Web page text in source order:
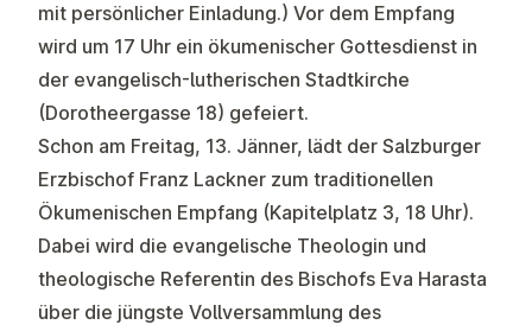
mit persönlicher Einladung.) Vor dem Empfang
wird um 17 Uhr ein ökumenischer Gottesdienst in
der evangelisch-lutherischen Stadtkirche
(Dorotheergasse 18) gefeiert.
Schon am Freitag, 13. Jänner, lädt der Salzburger
Erzbischof Franz Lackner zum traditionellen
Ökumenischen Empfang (Kapitelplatz 3, 18 Uhr).
Dabei wird die evangelische Theologin und
theologische Referentin des Bischofs Eva Harasta
über die jüngste Vollversammlung des